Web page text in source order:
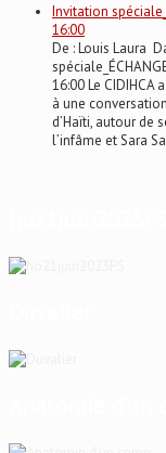
Invitation
16:00
De : Louis Laura
16:00 Le
à une
d’Haïti, autour de
l’infâme et Sara